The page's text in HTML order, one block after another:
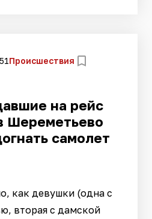
Происшествия
на рейс
Шереметьево
самолет
как девушки (одна с
вторая с дамской